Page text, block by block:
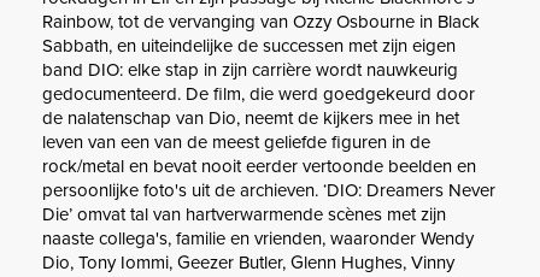
Rainbow, tot de vervanging van Ozzy Osbourne in Black
Sabbath, en uiteindelijke de successen met zijn eigen
band DIO: elke stap in zijn carrière wordt nauwkeurig
gedocumenteerd. De film, die werd goedgekeurd door
de nalatenschap van Dio, neemt de kijkers mee in het
leven van een van de meest geliefde figuren in de
rock/metal en bevat nooit eerder vertoonde beelden en
persoonlijke foto's uit de archieven. ‘DIO: Dreamers Never
Die’ omvat tal van hartverwarmende scènes met zijn
naaste collega's, familie en vrienden, waaronder Wendy
Dio, Tony Iommi, Geezer Butler, Glenn Hughes, Vinny